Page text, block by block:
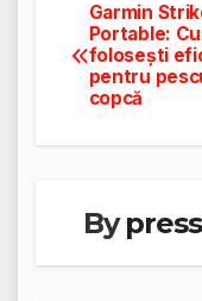
în
articole
Garmin
Portable:
folosești
pentru
copcă
Bypress